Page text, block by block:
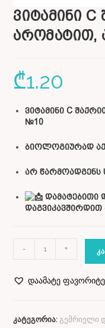
ვიტამინი
არომატით,
₾1.20
ვიტამინი C
№10
ბიოლოგიურად
არ წარმოადგენს
დამატებითი
დაგვიკავშირდით
- +
დაამატე
კატეგორია:გემრიელი